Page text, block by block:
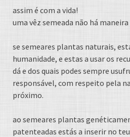
assim é com a vida!
uma vêz semeada não há
se semeares plantas naturais,
humanidade, e estas a usar os
dá e dos quais podes sempre
responsável, com respeito pela
próximo.
ao semeares plantas
patenteadas estás a inserir no